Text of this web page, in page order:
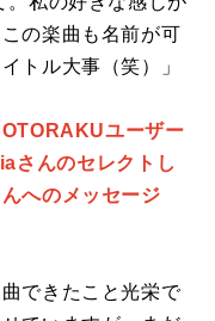
の楽曲も名前が可
トル大事（笑）」
ユーザー
さんのセレクトし
へのメッセージ
できたこと光栄で